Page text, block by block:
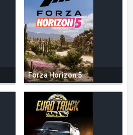
Forza Horizon 5